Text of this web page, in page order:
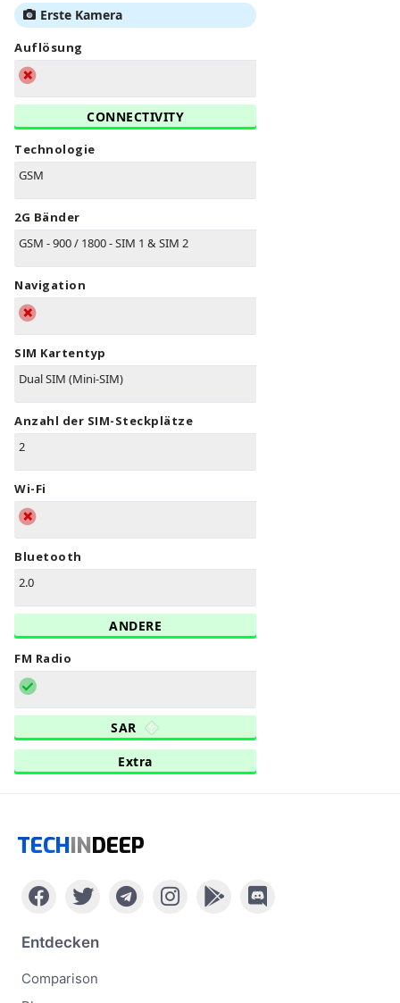
Erste Kamera
Auflösung
CONNECTIVITY
Technologie
GSM
2G Bänder
GSM - 900 / 1800 - SIM 1 & SIM 2
Navigation
SIM Kartentyp
Dual SIM (Mini-SIM)
Anzahl der SIM-Steckplätze
2
Wi-Fi
Bluetooth
2.0
ANDERE
FM Radio
SAR
Extra
TECHINDEEP
Entdecken
Comparison